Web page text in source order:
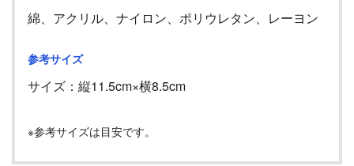
綿、アクリル、ナイロン、ポリウレタン、レーヨン
参考サイズ
サイズ：縦11.5cm×横8.5cm
※参考サイズは目安です。